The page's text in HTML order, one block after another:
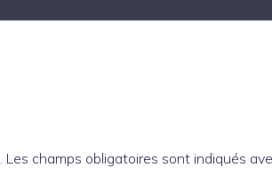
Les champs obligatoires sont indiqués